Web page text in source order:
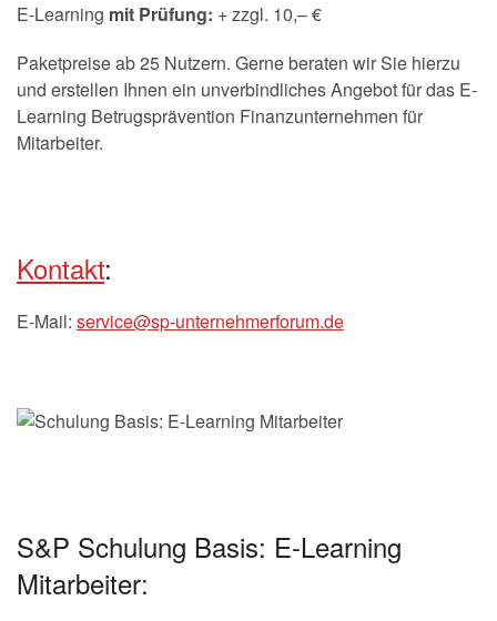
E-Learning mit Prüfung: + zzgl. 10,– €
Paketpreise ab 25 Nutzern. Gerne beraten wir Sie hierzu
und erstellen Ihnen ein unverbindliches Angebot für das E-
Learning Betrugsprävention Finanzunternehmen für
Mitarbeiter.
Kontakt:
E-Mail: service@sp-unternehmerforum.de
S&P Schulung Basis: E-Learning
Mitarbeiter: